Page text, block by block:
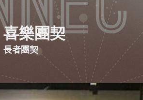
喜樂團契
長者團契